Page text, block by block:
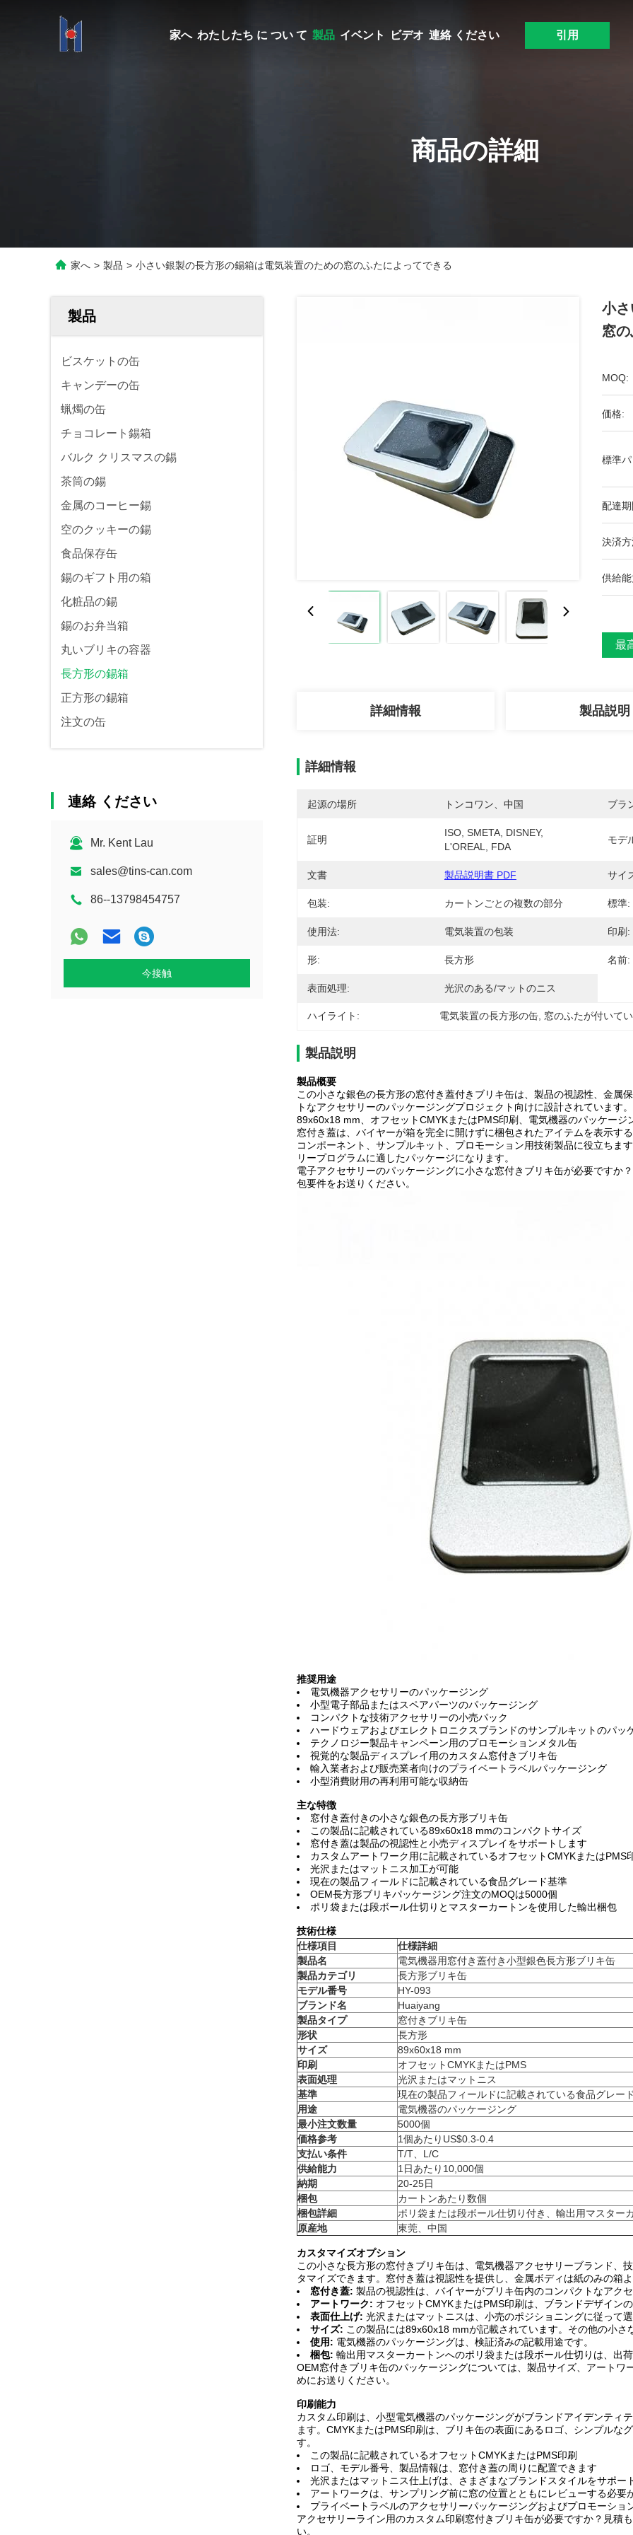
家へ わたしたち に つい て 製品 イベント ビデオ 連絡 ください 引用
商品の詳細
家へ > 製品 > 小さい銀製の長方形の錫箱は電気装置のための窓のふたによってできる
製品
ビスケットの缶
キャンデーの缶
蝋燭の缶
チョコレート錫箱
バルク クリスマスの錫
茶筒の錫
金属のコーヒー錫
空のクッキーの錫
食品保存缶
錫のギフト用の箱
化粧品の錫
錫のお弁当箱
丸いブリキの容器
長方形の錫箱
正方形の錫箱
注文の缶
連絡 ください
Mr. Kent Lau
sales@tins-can.com
86--13798454757
今接触
小
窓
MOQ:
価格:
標準
配達
決済
供給
最
詳細情報 製品説明
詳細情報
起源の場所 トンコワン、中国 ブラ
証明
ISO, SMETA, DISNEY,
L'OREAL, FDA
モデ
文書 製品説明書 PDF サイ
包装: カートンごとの複数の部分 標準:
使用法: 電気装置の包装 印刷:
形: 長方形 名前:
表面処理: 光沢のある/マットのニス
ハイライト: 電気装置の長方形の缶 窓のふたが付いて
製品説明
製品概要
この小さな銀色の長方形の窓付き蓋付きブリキ缶は、製品の視認性、金属
トなアクセサリーのパッケージングプロジェクト向けに設計されています
89x60x18 mm、オフセットCMYKまたはPMS印刷、電気機器のパッケージ
窓付き蓋は、バイヤーが箱を完全に開けずに梱包されたアイテムを表示す
コンポーネント、サンプルキット、プロモーション用技術製品に役立ちま
リープログラムに適したパッケージになります。
電子アクセサリーのパッケージングに小さな窓付きブリキ缶が必要ですか
包要件をお送りください。
推奨用途
電気機器アクセサリーのパッケージング
小型電子部品またはスペアパーツのパッケージング
コンパクトな技術アクセサリーの小売パック
ハードウェアおよびエレクトロニクスブランドのサンプルキットのパッ
テクノロジー製品キャンペーン用のプロモーションメタル缶
視覚的な製品ディスプレイ用のカスタム窓付きブリキ缶
輸入業者および販売業者向けのプライベートラベルパッケージング
小型消費財用の再利用可能な収納缶
主な特徴
窓付き蓋付きの小さな銀色の長方形ブリキ缶
この製品に記載されている89x60x18 mmのコンパクトサイズ
窓付き蓋は製品の視認性と小売ディスプレイをサポートします
カスタムアートワーク用に記載されているオフセットCMYKまたはPMS
光沢またはマットニス加工が可能
現在の製品フィールドに記載されている食品グレード基準
OEM長方形ブリキパッケージング注文のMOQは5000個
ポリ袋または段ボール仕切りとマスターカートンを使用した輸出梱包
技術仕様
仕様項目
仕様詳細
製品名
電気機器用窓付き蓋付き小型銀色長方形ブリキ缶
製品カテゴリ
長方形ブリキ缶
モデル番号
HY-093
ブランド名
Huaiyang
製品タイプ
窓付きブリキ缶
形状
長方形
サイズ
89x60x18 mm
印刷
オフセットCMYKまたはPMS
表面処理
光沢またはマットニス
基準
現在の製品フィールドに記載されている食品グレード
用途
電気機器のパッケージング
最小注文数量
5000個
価格参考
1個あたりUS$0.3-0.4
支払い条件
T/T、L/C
供給能力
1日あたり10,000個
納期
20-25日
梱包
カートンあたり数個
梱包詳細
ポリ袋または段ボール仕切り付き、輸出用マスター
原産地
東莞、中国
カスタマイズオプション
この小さな長方形の窓付きブリキ缶は、電気機器アクセサリーブランド、
タマイズできます。窓付き蓋は視認性を提供し、金属ボディは紙のみの箱
窓付き蓋: 製品の視認性は、バイヤーがブリキ缶内のコンパクトなアク
アートワーク: オフセットCMYKまたはPMS印刷は、ブランドデザイン
表面仕上げ: 光沢またはマットニスは、小売のポジショニングに従って選
サイズ: この製品には89x60x18 mmが記載されています。その他の小さ
使用: 電気機器のパッケージングは、検証済みの記載用途です。
梱包: 輸出用マスターカートンへのポリ袋または段ボール仕切りは、出
OEM窓付きブリキ缶のパッケージングについては、製品サイズ、アート
めにお送りください。
印刷能力
カスタム印刷は、小型電気機器のパッケージングがブランドアイデンティ
ます。CMYKまたはPMS印刷は、ブリキ缶の表面にあるロゴ、シンプルな
す。
この製品に記載されているオフセットCMYKまたはPMS印刷
ロゴ、モデル番号、製品情報は、窓付き蓋の周りに配置できます
光沢またはマットニス仕上げは、さまざまなブランドスタイルをサポー
アートワークは、サンプリング前に窓の位置とともにレビューする必要
プライベートラベルのアクセサリーパッケージングおよびプロモーショ
アクセサリーライン用のカスタム印刷窓付きブリキ缶が必要ですか？見積
い。